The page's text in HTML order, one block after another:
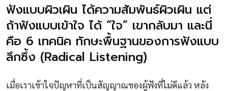
ฟังแบบผิวเผิน ได้ความสัมพันธ์ผิวเผิน แต่
ถ้าฟังแบบเข้าใจ ได้ “ใจ” เขากลับมา และนี่
คือ 6 เทคนิค ทักษะพื้นฐานของการฟังแบบ
ลึกซึ้ง (Radical Listening)
เมื่อเราเข้าใจปัญหาที่เป็นสัญญาณของผู้ฟังที่ไม่ดีแล้ว หลัง